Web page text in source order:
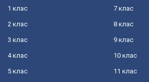
1 клас
2 клас
3 клас
4 клас
5 клас
7 клас
8 клас
9 клас
10 клас
11 клас